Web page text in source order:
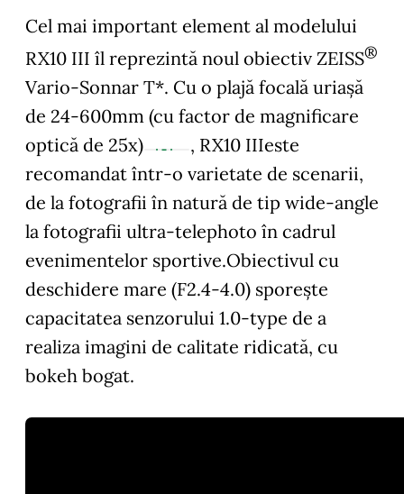
Cel mai important element al modelului
RX10 III îl reprezintă noul obiectiv ZEISS®
Vario-Sonnar T*. Cu o plajă focală uriașă
de 24-600mm (cu factor de magnificare
optică de 25x)
, RX10 IIIeste
recomandat într-o varietate de scenarii,
de la fotografii în natură de tip wide-angle
la fotografii ultra-telephoto în cadrul
evenimentelor sportive.Obiectivul cu
deschidere mare (F2.4-4.0) sporește
capacitatea senzorului 1.0-type de a
realiza imagini de calitate ridicată, cu
bokeh bogat.